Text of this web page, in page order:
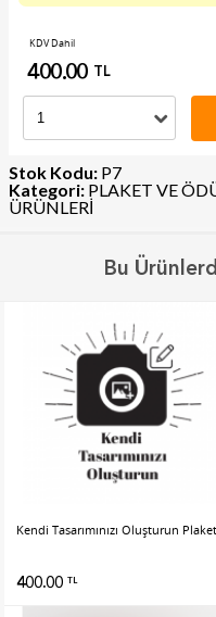
KDV Dahil
400.00 TL
Stok Kodu: P7
Kategori: PLAKET VE
ÜRÜNLERİ
Bu
Kendi Tasarımınızı Oluşturun Plaket
400.00 TL